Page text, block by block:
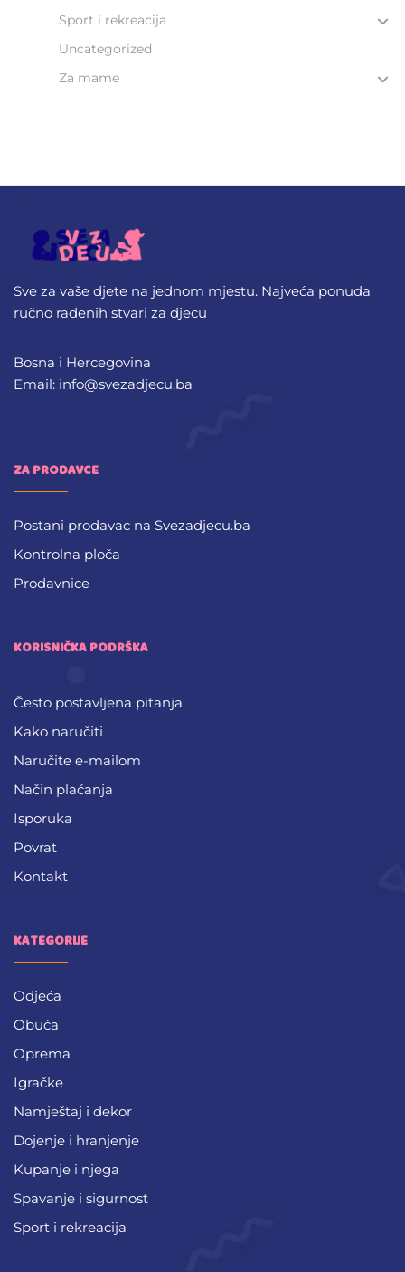
Sport i rekreacija
Uncategorized
Za mame
Sve za vaše djete na jednom mjestu. Najveća ponuda
ručno rađenih stvari za djecu
Bosna i Hercegovina
Email: info@svezadjecu.ba
ZA PRODAVCE
Postani prodavac na Svezadjecu.ba
Kontrolna ploča
Prodavnice
KORISNIČKA PODRŠKA
Često postavljena pitanja
Kako naručiti
Naručite e-mailom
Način plaćanja
Isporuka
Povrat
Kontakt
KATEGORIJE
Odjeća
Obuća
Oprema
Igračke
Namještaj i dekor
Dojenje i hranjenje
Kupanje i njega
Spavanje i sigurnost
Sport i rekreacija